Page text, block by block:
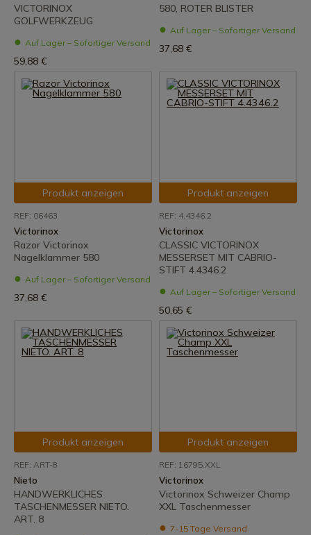
VICTORINOX
GOLFWERKZEUG
Auf Lager – Sofortiger Versand
59,88 €
580, ROTER BLISTER
Auf Lager – Sofortiger Versand
37,68 €
Produkt anzeigen
REF: 06463
Victorinox
Razor Victorinox
Nagelklammer 580
Auf Lager – Sofortiger Versand
37,68 €
Produkt anzeigen
REF: 4.4346.2
Victorinox
CLASSIC VICTORINOX
MESSERSET MIT CABRIO-
STIFT 4.4346.2
Auf Lager – Sofortiger Versand
50,65 €
Produkt anzeigen
REF: ART-8
Nieto
HANDWERKLICHES
TASCHENMESSER NIETO.
ART. 8
Produkt anzeigen
REF: 16795.XXL
Victorinox
Victorinox Schweizer Champ
XXL Taschenmesser
7-15 Tage Versand